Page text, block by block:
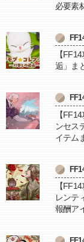
必要素
【
逅」ま
【
ンセス
イテム
【
レンテ
報酬ア